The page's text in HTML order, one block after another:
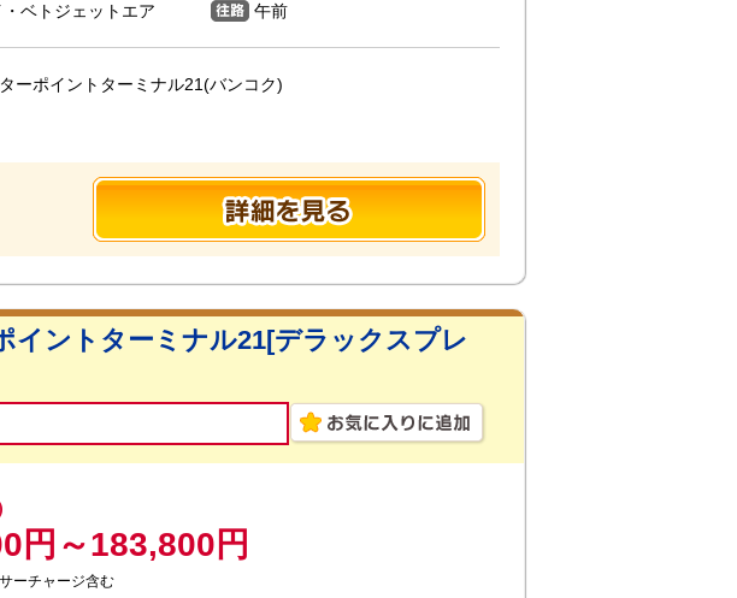
・ベトジェットエア 午前
ーポイントターミナル21(バンコク)
イントターミナル21[デラックスプレ
円～183,800円
ーチャージ含む